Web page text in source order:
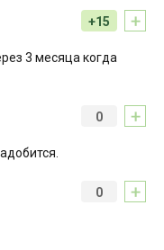
+
+15
3 месяца когда
+
0
+
0